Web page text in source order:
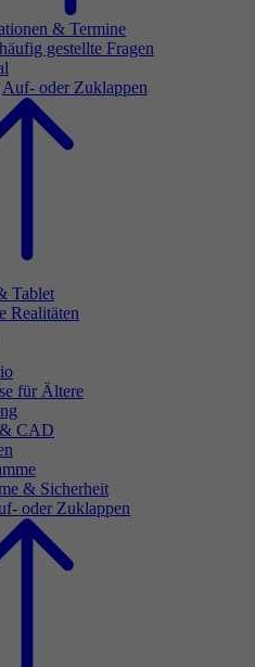
& Termine
gestellte Fragen
Auf- oder Zuklappen
Tablet
Realitäten
für Ältere
CAD
& Sicherheit
oder Zuklappen